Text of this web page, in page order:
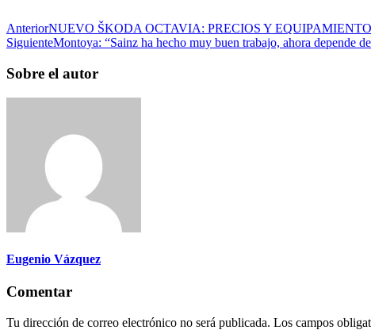
AnteriorNUEVO ŠKODA OCTAVIA: PRECIOS Y
SiguienteMontoya: “Sainz ha hecho muy buen trabajo, ahora depende
Sobre el autor
Eugenio Vázquez
Comentar
Tu dirección de correo electrónico no será publicada. Los campos